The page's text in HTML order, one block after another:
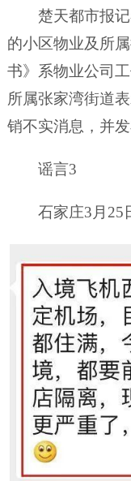
楚天都市报
的小区物业及所
书》系物业公司
所属张家湾街道
销不实消息，并
谣言3
石家庄3月25